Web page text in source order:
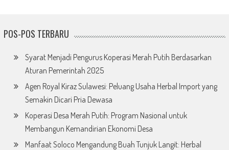
POS-POS TERBARU
Syarat Menjadi Pengurus Koperasi Merah Putih Berdasarkan
Aturan Pemerintah 2025
Agen Royal Kiraz Sulawesi: Peluang Usaha Herbal Import yang
Semakin Dicari Pria Dewasa
Koperasi Desa Merah Putih: Program Nasional untuk
Membangun Kemandirian Ekonomi Desa
Manfaat Soloco Mengandung Buah Tunjuk Langit: Herbal